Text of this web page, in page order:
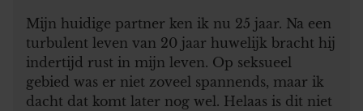
Mijn huidige partner ken ik nu 25 jaar. Na een
turbulent leven van 20 jaar huwelijk bracht hij
indertijd rust in mijn leven. Op seksueel
gebied was er niet zoveel spannends, maar ik
dacht dat komt later nog wel. Helaas is dit niet